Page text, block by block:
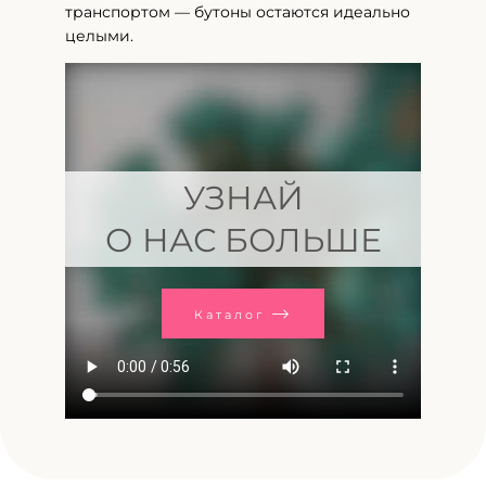
транспортом — бутоны остаются идеально
целыми.
УЗНАЙ
О НАС БОЛЬШЕ
Каталог